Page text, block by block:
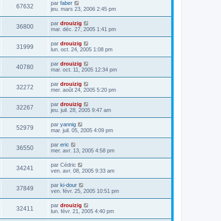
67632 par faber
jeu. mars 23, 2006 2:45 pm
36800 par drouizig
mar. déc. 27, 2005 1:41 pm
31999 par drouizig
lun. oct. 24, 2005 1:08 pm
40780 par drouizig
mar. oct. 11, 2005 12:34 pm
32272 par drouizig
mer. août 24, 2005 5:20 pm
32267 par drouizig
jeu. juil. 28, 2005 9:47 am
52979 par yannig
mar. juil. 05, 2005 4:09 pm
36550 par eric
mer. avr. 13, 2005 4:58 pm
34241 par Cédric
ven. avr. 08, 2005 9:33 am
37849 par ki-dour
ven. févr. 25, 2005 10:51 pm
32411 par drouizig
lun. févr. 21, 2005 4:40 pm